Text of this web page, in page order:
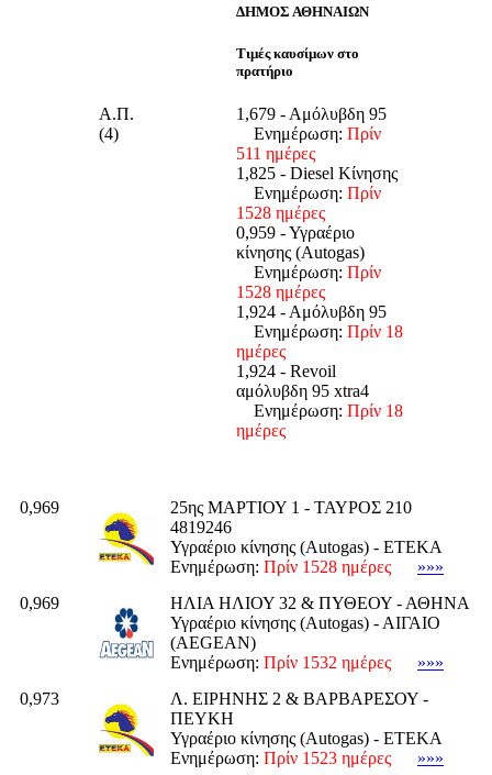
Α.Π.
(4)
ΔΗΜΟΣ ΑΘΗΝΑΙΩΝ
Τιμές καυσίμων στο
πρατήριο
1,679 - Αμόλυβδη 95
Ενημέρωση: Πρίν
511 ημέρες
1,825 - Diesel Κίνησης
Ενημέρωση: Πρίν
1528 ημέρες
0,959 - Υγραέριο
κίνησης (Autogas)
Ενημέρωση: Πρίν
1528 ημέρες
1,924 - Αμόλυβδη 95
Ενημέρωση: Πρίν 18
ημέρες
1,924 - Revoil
αμόλυβδη 95 xtra4
Ενημέρωση: Πρίν 18
ημέρες
0,969
25ης ΜΑΡΤΙΟΥ 1 - ΤΑΥΡΟΣ 210
4819246
Υγραέριο κίνησης (Autogas) - ΕΤΕΚΑ
Ενημέρωση: Πρίν 1528 ημέρες
»»»
0,969
ΗΛΙΑ ΗΛΙΟΥ 32 & ΠΥΘΕΟΥ - ΑΘΗΝΑ
Υγραέριο κίνησης (Autogas) - ΑΙΓΑΙΟ
(AEGEAN)
Ενημέρωση: Πρίν 1532 ημέρες
»»»
0,973
Λ. ΕΙΡΗΝΗΣ 2 & ΒΑΡΒΑΡΕΣΟΥ -
ΠΕΥΚΗ
Υγραέριο κίνησης (Autogas) - ΕΤΕΚΑ
Ενημέρωση: Πρίν 1523 ημέρες »»»